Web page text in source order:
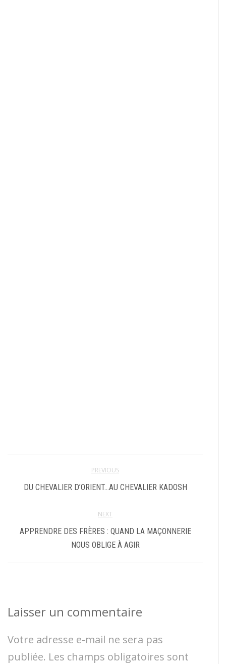
PREVIOUS
DU CHEVALIER D’ORIENT…AU CHEVALIER KADOSH
NEXT
APPRENDRE DES FRÈRES : QUAND LA MAÇONNERIE
NOUS OBLIGE À AGIR
Laisser un commentaire
Votre adresse e-mail ne sera pas
publiée. Les champs obligatoires sont